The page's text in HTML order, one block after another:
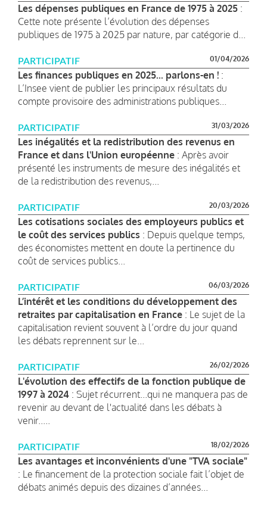
Les dépenses publiques en France de 1975 à 2025 :
Cette note présente l’évolution des dépenses
publiques de 1975 à 2025 par nature, par catégorie d...
PARTICIPATIF 01/04/2026
Les finances publiques en 2025... parlons-en ! :
L’Insee vient de publier les principaux résultats du
compte provisoire des administrations publiques...
PARTICIPATIF 31/03/2026
Les inégalités et la redistribution des revenus en
France et dans l'Union européenne : Après avoir
présenté les instruments de mesure des inégalités et
de la redistribution des revenus,...
PARTICIPATIF 20/03/2026
Les cotisations sociales des employeurs publics et
le coût des services publics : Depuis quelque temps,
des économistes mettent en doute la pertinence du
coût de services publics...
PARTICIPATIF 06/03/2026
L’intérêt et les conditions du développement des
retraites par capitalisation en France : Le sujet de la
capitalisation revient souvent à l’ordre du jour quand
les débats reprennent sur le...
PARTICIPATIF 26/02/2026
L'évolution des effectifs de la fonction publique de
1997 à 2024 : Sujet récurrent...qui ne manquera pas de
revenir au devant de l'actualité dans les débats à
venir.....
PARTICIPATIF 18/02/2026
Les avantages et inconvénients d'une "TVA sociale"
: Le financement de la protection sociale fait l’objet de
débats animés depuis des dizaines d’années...